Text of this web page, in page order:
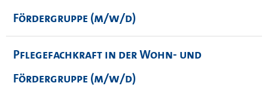
Fördergruppe (m/w/d)
Pflegefachkraft in der Wohn- und
Fördergruppe (m/w/d)